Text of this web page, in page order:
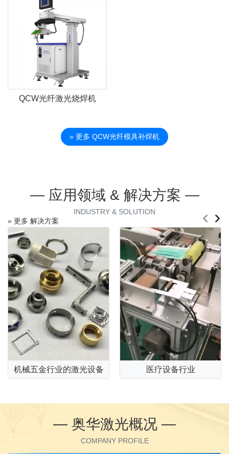
QCW光纤激光烧焊机
» 更多 QCW光纤模具补焊机
— 应用领域 & 解决方案 —
INDUSTRY & SOLUTION
» 更多 解决方案
机械五金行业的激光设备 医疗设备行业
— 奥华激光概况 —
COMPANY PROFILE